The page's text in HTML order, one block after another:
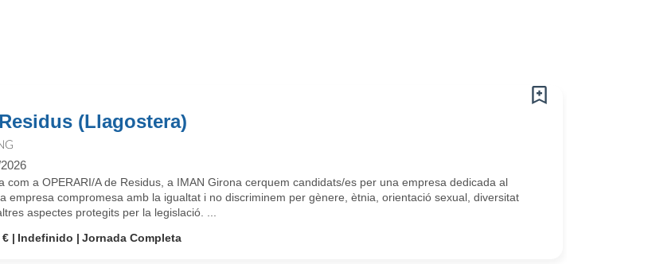
(Llagostera)
com a OPERARI/A de Residus, a IMAN Girona cerquem candidats/es per una empresa dedicada al
empresa compromesa amb la igualtat i no discriminem per gènere, ètnia, orientació sexual, diversitat
aspectes protegits per la legislació. ...
€
Indefinido Jornada Completa